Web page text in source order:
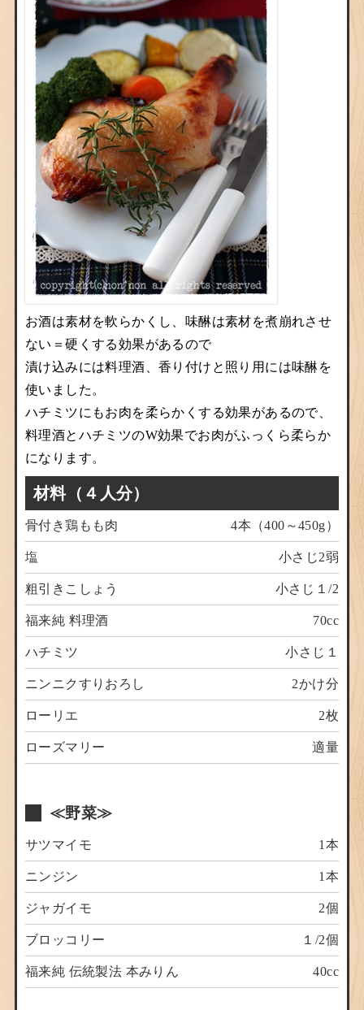
お酒は素材を軟らかくし、味醂は素材を煮崩れさせ
ない＝硬くする効果があるので
漬け込みには料理酒、香り付けと照り用には味醂を
使いました。
ハチミツにもお肉を柔らかくする効果があるので、
料理酒とハチミツのW効果でお肉がふっくら柔らか
になります。
材料（４人分）
骨付き鶏もも肉 4本（400～450g）
塩 小さじ2弱
粗引きこしょう 小さじ１/2
福来純 料理酒 70cc
ハチミツ 小さじ１
ニンニクすりおろし 2かけ分
ローリエ 2枚
ローズマリー 適量
≪野菜≫
サツマイモ 1本
ニンジン 1本
ジャガイモ 2個
ブロッコリー １/2個
福来純 伝統製法 本みりん 40cc